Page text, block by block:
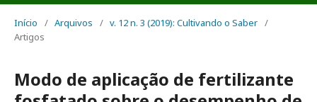
Início / Arquivos / v. 12 n. 3 (2019): Cultivando o Saber /
Artigos
Modo de aplicação de fertilizante